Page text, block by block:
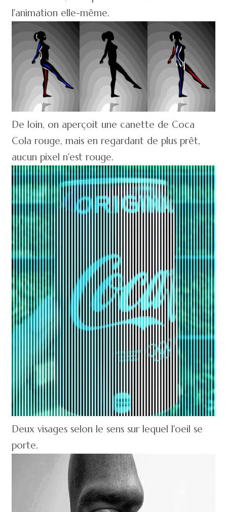
l'animation elle-même.
De loin, on aperçoit une canette de Coca
Cola rouge, mais en regardant de plus prêt,
aucun pixel n'est rouge.
Deux visages selon le sens sur lequel l'oeil se
porte.